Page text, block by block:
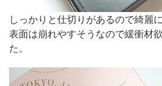
しっかりと仕切りがあるので綺麗
表面は崩れやすそうなので緩衝材
た。